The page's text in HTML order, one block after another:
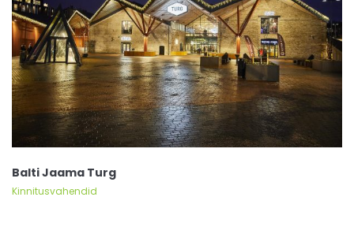
Balti Jaama Turg
Kinnitusvahendid